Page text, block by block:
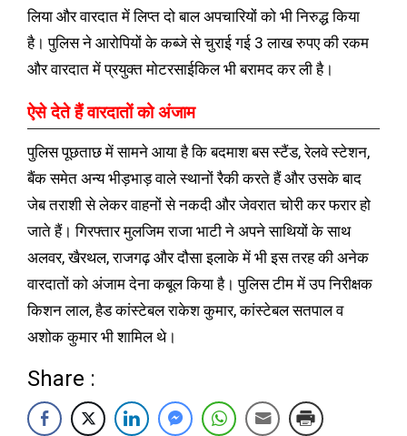
लिया और वारदात में लिप्त दो बाल अपचारियों को भी निरुद्ध किया
है। पुलिस ने आरोपियों के कब्जे से चुराई गई 3 लाख रुपए की रकम
और वारदात में प्रयुक्त मोटरसाईकिल भी बरामद कर ली है।
ऐसे देते हैं वारदातों को अंजाम
पुलिस पूछताछ में सामने आया है कि बदमाश बस स्टैंड, रेलवे स्टेशन,
बैंक समेत अन्य भीड़भाड़ वाले स्थानों रैकी करते हैं और उसके बाद
जेब तराशी से लेकर वाहनों से नकदी और जेवरात चोरी कर फरार हो
जाते हैं। गिरफ्तार मुलजिम राजा भाटी ने अपने साथियों के साथ
अलवर, खैरथल, राजगढ़ और दौसा इलाके में भी इस तरह की अनेक
वारदातों को अंजाम देना कबूल किया है। पुलिस टीम में उप निरीक्षक
किशन लाल, हैड कांस्टेबल राकेश कुमार, कांस्टेबल सतपाल व
अशोक कुमार भी शामिल थे।
Share :